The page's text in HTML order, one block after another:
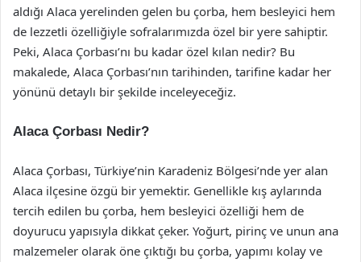
aldığı Alaca yerelinden gelen bu çorba, hem besleyici hem
de lezzetli özelliğiyle sofralarımızda özel bir yere sahiptir.
Peki, Alaca Çorbası’nı bu kadar özel kılan nedir? Bu
makalede, Alaca Çorbası’nın tarihinden, tarifine kadar her
yönünü detaylı bir şekilde inceleyeceğiz.
Alaca Çorbası Nedir?
Alaca Çorbası, Türkiye’nin Karadeniz Bölgesi’nde yer alan
Alaca ilçesine özgü bir yemektir. Genellikle kış aylarında
tercih edilen bu çorba, hem besleyici özelliği hem de
doyurucu yapısıyla dikkat çeker. Yoğurt, pirinç ve unun ana
malzemeler olarak öne çıktığı bu çorba, yapımı kolay ve